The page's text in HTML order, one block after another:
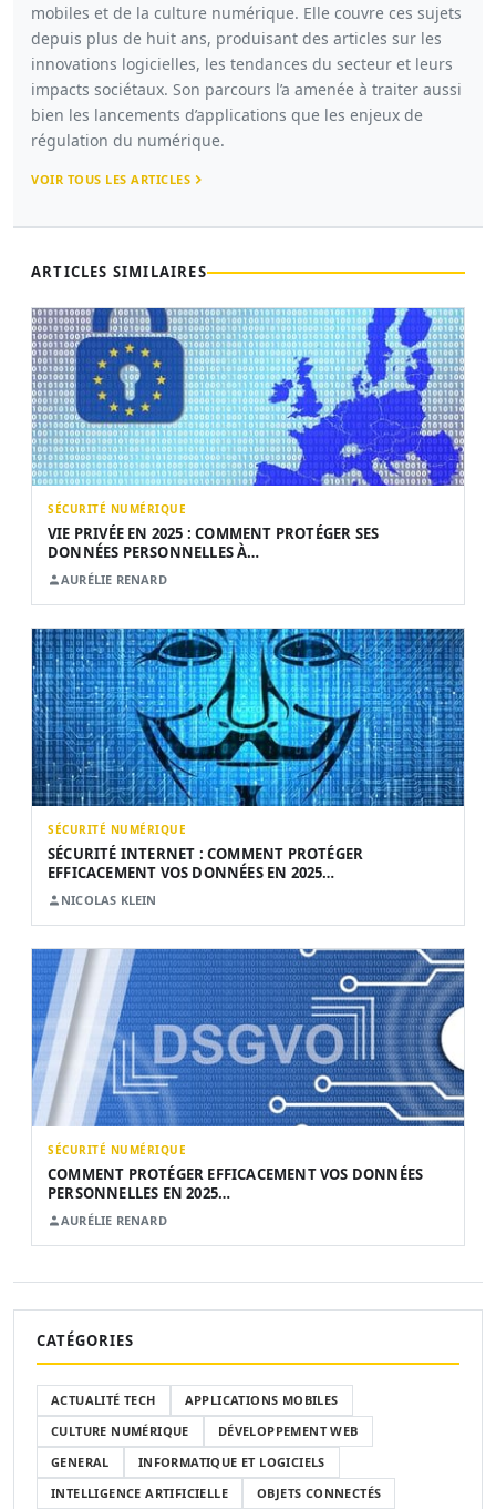
mobiles et de la culture numérique. Elle couvre ces sujets
depuis plus de huit ans, produisant des articles sur les
innovations logicielles, les tendances du secteur et leurs
impacts sociétaux. Son parcours l’a amenée à traiter aussi
bien les lancements d’applications que les enjeux de
régulation du numérique.
VOIR TOUS LES ARTICLES
ARTICLES SIMILAIRES
SÉCURITÉ NUMÉRIQUE
VIE PRIVÉE EN 2025 : COMMENT PROTÉGER SES
DONNÉES PERSONNELLES À…
AURÉLIE RENARD
SÉCURITÉ NUMÉRIQUE
SÉCURITÉ INTERNET : COMMENT PROTÉGER
EFFICACEMENT VOS DONNÉES EN 2025…
NICOLAS KLEIN
SÉCURITÉ NUMÉRIQUE
COMMENT PROTÉGER EFFICACEMENT VOS DONNÉES
PERSONNELLES EN 2025…
AURÉLIE RENARD
CATÉGORIES
ACTUALITÉ TECH
APPLICATIONS MOBILES
CULTURE NUMÉRIQUE
DÉVELOPPEMENT WEB
GENERAL
INFORMATIQUE ET LOGICIELS
INTELLIGENCE ARTIFICIELLE
OBJETS CONNECTÉS